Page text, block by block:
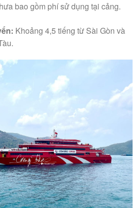
bao gồm phí sử dụng tại cảng.
Khoảng 4,5 tiếng từ Sài Gòn và